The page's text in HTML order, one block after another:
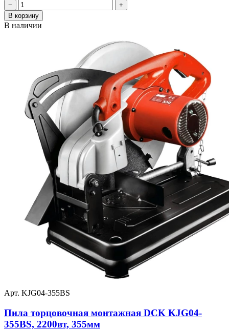
−
+
В корзину
В наличии
Арт. KJG04-355BS
Пила торцовочная монтажная DCK KJG04-
355BS, 2200вт, 355мм